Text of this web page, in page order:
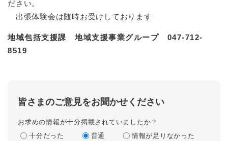
ださい。
出張体験会は随時お受けしております
地域包括支援課 地域支援事業グループ 047-712-
8519
皆さまのご意見をお聞かせください
お求めの情報が十分掲載されていましたか？
十分だった
普通 情報が足りなかった